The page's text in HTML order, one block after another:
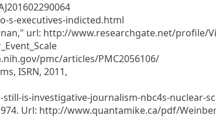
s-executives-indicted.html
url: http://www.researchgate.net/profile/
pmc/articles/PMC2056106/
ISRN, 2011,
is-investigative-journalism-nbc4s-nuclear-
Url: http://www.quantamike.ca/pdf/